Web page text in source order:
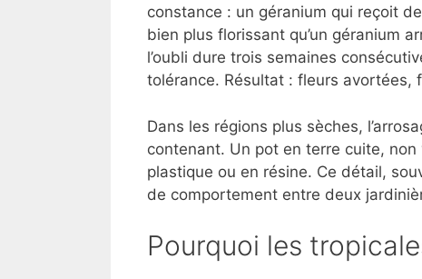
constance : un géranium qui reçoit
bien plus florissant qu’un géranium
l’oubli dure trois semaines
tolérance. Résultat : fleurs avortées,
Dans les régions plus sèches,
contenant. Un pot en terre cuite, non
plastique ou en résine. Ce détail,
de comportement entre deux
Pourquoi les